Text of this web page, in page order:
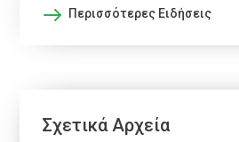
Περισσότερες Ειδήσεις
Σχετικά Αρχεία